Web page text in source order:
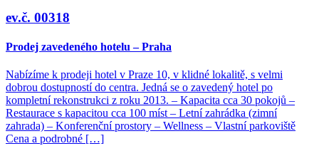
ev.č. 00318
Prodej zavedeného hotelu – Praha
Nabízíme k prodeji hotel v Praze 10, v klidné lokalitě, s velmi
dobrou dostupností do centra. Jedná se o zavedený hotel po
kompletní rekonstrukci z roku 2013. – Kapacita cca 30 pokojů –
Restaurace s kapacitou cca 100 míst – Letní zahrádka (zimní
zahrada) – Konferenční prostory – Wellness – Vlastní parkoviště
Cena a podrobné […]